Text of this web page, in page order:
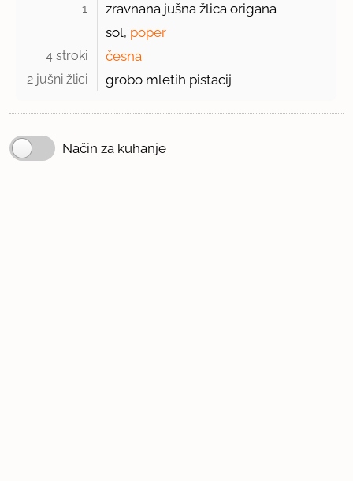
1
zravnana jušna žlica origana
sol, poper
4 stroki česna
2 jušni žlici grobo mletih pistacij
Način za kuhanje